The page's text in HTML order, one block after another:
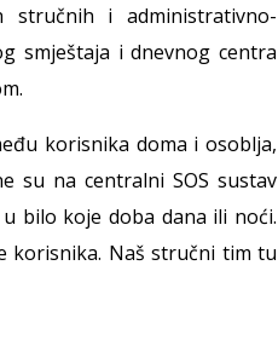
stručnih i administrativno-
smještaja i dnevnog centra
korisnika doma i osoblja,
su na centralni SOS sustav
bilo koje doba dana ili noći.
korisnika. Naš stručni tim tu